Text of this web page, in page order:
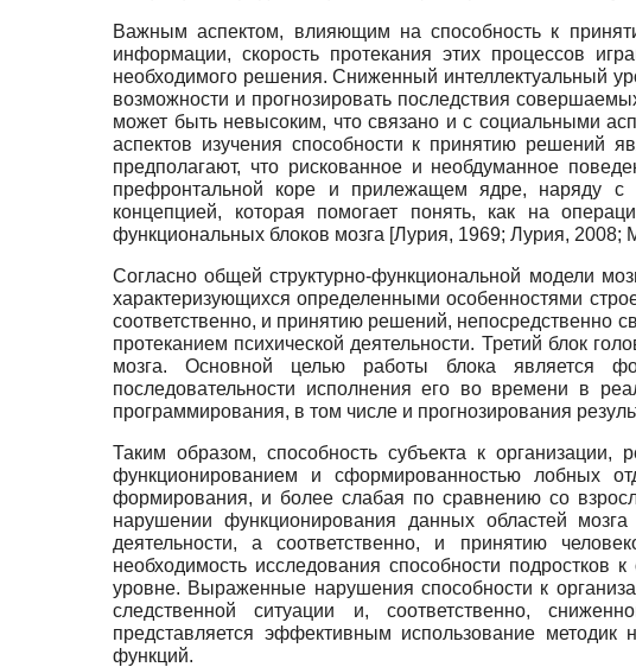
Важным аспектом, влияющим на способность к
информации, скорость протекания этих процессов
необходимого решения. Сниженный интеллектуальный
возможности и прогнозировать последствия
может быть невысоким, что связано и с социальными
аспектов изучения способности к принятию решений
предполагают, что рискованное и необдуманное
префронтальной коре и прилежащем ядре, наряду с
концепцией, которая помогает понять, как на
функциональных блоков мозга [Лурия, 1969; Лурия, 2008;
Согласно общей структурно-функциональной модели
характеризующихся определенными особенностями
соответственно, и принятию решений, непосредственно
протеканием психической деятельности. Третий блок
мозга. Основной целью работы блока является
последовательности исполнения его во времени в
программирования, в том числе и прогнозирования
Таким образом, способность субъекта к
функционированием и сформированностью лобных
формирования, и более слабая по сравнению со
нарушении функционирования данных областей
деятельности, а соответственно, и принятию
необходимость исследования способности
уровне. Выраженные нарушения способности к
следственной ситуации и, соответственно,
представляется эффективным использование методик
функций.